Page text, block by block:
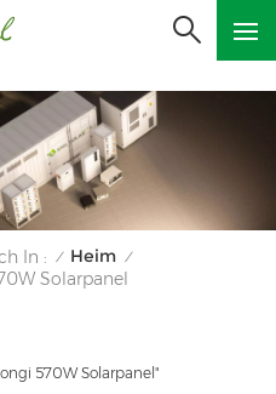
In : / Heim /
Solarpanel
570W Solarpanel"